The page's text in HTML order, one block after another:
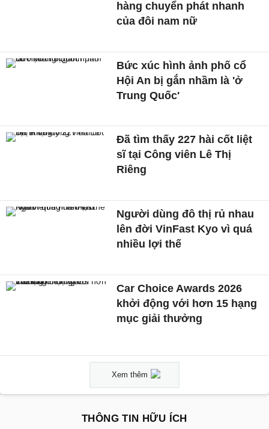
hàng chuyển phát nhanh
của đôi nam nữ
Bức xúc hình ảnh phố cổ
Hội An bị gắn nhầm là 'ở
Trung Quốc'
Đã tìm thấy 227 hài cốt liệt
sĩ tại Công viên Lê Thị
Riêng
Người dùng đô thị rủ nhau
lên đời VinFast Kyo vì quá
nhiều lợi thế
Car Choice Awards 2026
khởi động với hơn 15 hạng
mục giải thưởng
Xem thêm
THÔNG TIN HỮU ÍCH